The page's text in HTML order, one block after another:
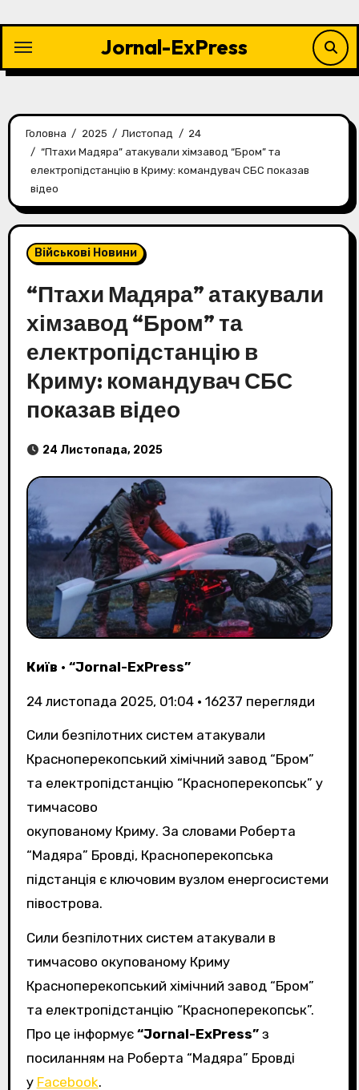
контенту
Jornal-ExPress
Головна 2025 Листопад
24
“Птахи Мадяра” атакували хімзавод “Бром” та
електропідстанцію в Криму: командувач СБС показав
відео
Військові Новини
“Птахи Мадяра” атакували
хімзавод “Бром” та
електропідстанцію в
Криму: командувач СБС
показав відео
24 Листопада, 2025
Київ • “Jornal-ExPress”
24 листопада 2025, 01:04• 16237 перегляди
Сили безпілотних систем атакували
Красноперекопський хімічний завод “Бром”
та електропідстанцію “Красноперекопськ” у
тимчасово
окупованому Криму. За словами Роберта
“Мадяра” Бровді, Красноперекопська
підстанція є ключовим вузлом енергосистеми
півострова.
Сили безпілотних систем атакували в
тимчасово окупованому Криму
Красноперекопський хімічний завод “Бром”
та електропідстанцію “Красноперекопськ”.
Про це інформує “Jornal-ExPress”з
посиланням на Роберта “Мадяра” Бровді
у Facebook.